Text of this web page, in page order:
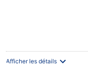
Afficher les détails